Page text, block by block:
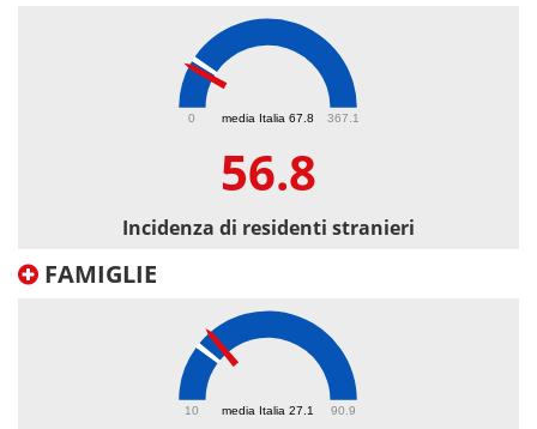
media Italia 67.8
0 367.1
56.8
Incidenza di residenti stranieri
FAMIGLIE
media Italia 27.1
10 90.9